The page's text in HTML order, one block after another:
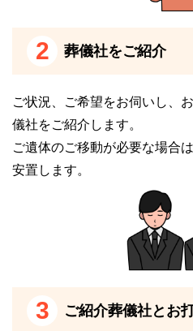
桑名市斎場（おりづるの
物炉1基を完備しています。
火葬の際の副葬品には、遺
発の恐れがあるものなどは
また、故人がペースメーカ
職員までお申し出ください。
動物炉では捕獲した鹿や猪
て
2 葬儀社をご紹介
ご状況、ご希望をお伺いし、
儀社をご紹介します。
ご遺体のご移動が必要な場合
安置します。
3 ご紹介葬儀社とお